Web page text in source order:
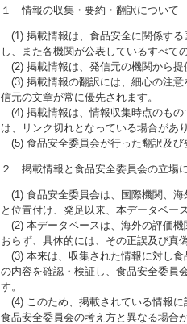
１ 情報の収集・要約・翻訳について
(1) 掲載情報は、食品安全に関係する
し、また各機関が公表しているすべて
(2) 掲載情報は、発信元の機関から提
(3) 掲載情報の翻訳には、細心の注意
信元の文章が常に優先されます。
(4) 掲載情報は、情報収集時点のもの
は、リンク切れとなっている場合があり
(5) 食品安全委員会が行った翻訳及び
２ 掲載情報と食品安全委員会の立場
(1) 食品安全委員会は、国際機関、海
と位置付け、発足以来、本データベー
(2) 本データベースは、海外の評価機
おらず、具体的には、その正誤及び真
(3) 本来は、収集された情報に対し食
の内容を確認・検証し、食品安全委員
す。
(4) このため、掲載されている情報に
食品安全委員会の考え方と異なる場合